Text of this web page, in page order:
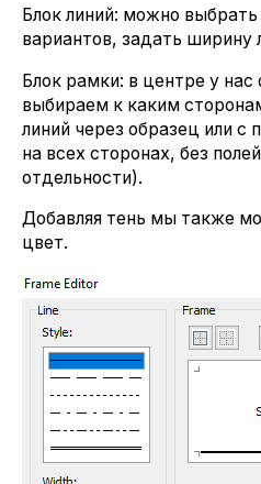
Блок линий: можно
вариантов, задать ширину
Блок рамки: в центре у нас
выбираем к каким
линий через образец или
на всех сторонах, без
отдельности).
Добавляя тень мы также
цвет.